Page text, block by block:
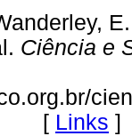
Ciência e
[ Links ]